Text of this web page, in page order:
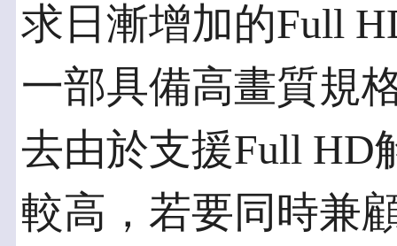
求日漸增加的Full
一部具備高畫質規
去由於支援Full HD
較高，若要同時兼